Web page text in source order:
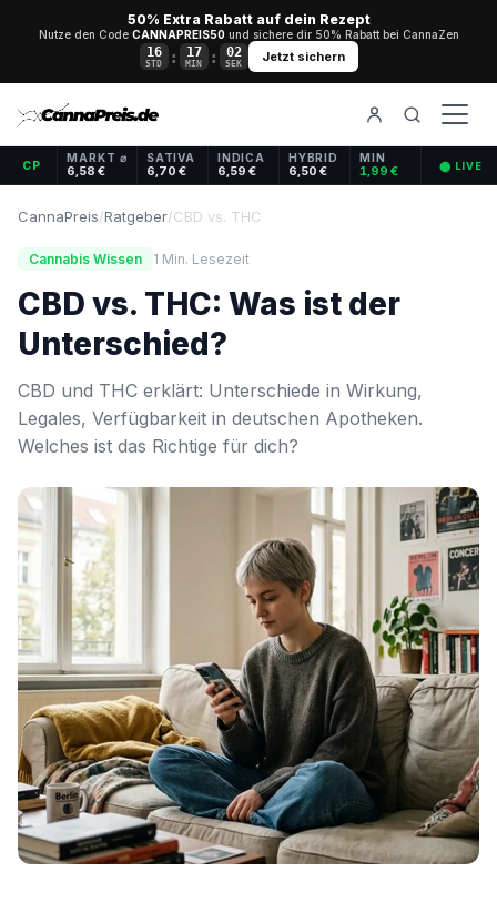
50% Extra Rabatt auf dein Rezept
Nutze den Code CANNAPREIS50und sichere dir 50% Rabatt bei CannaZen
16
STD : 17
MIN : 01
SEK Jetzt sichern
CP
MARKT ⌀
6,58 €
SATIVA
6,70 €
INDICA
6,59 €
HYBRID
6,50 €
MIN
1,99 € ⬤ LIVE
CannaPreis/Ratgeber/CBD vs. THC
Cannabis Wissen 1 Min. Lesezeit
CBD vs. THC: Was ist der
Unterschied?
CBD und THC erklärt: Unterschiede in Wirkung,
Legales, Verfügbarkeit in deutschen Apotheken.
Welches ist das Richtige für dich?